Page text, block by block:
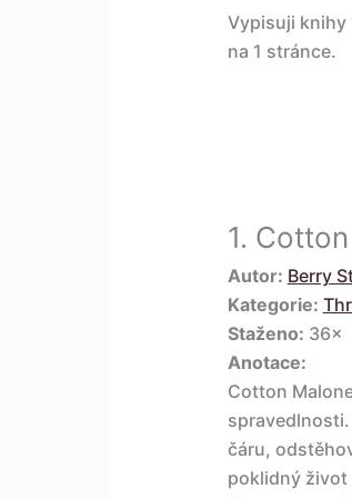
Vypisuji knihy
na 1 stránce.
1.
Autor: Berry
Kategorie:
Staženo: 36×
Anotace:
Cotton
čáru,
poklidný život